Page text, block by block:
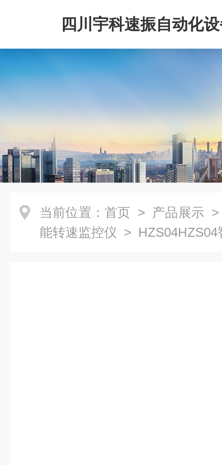
四川宇科速振自动化
公司
当前位置： 首页 > 产品展示
能转速监控仪 > HZS04HZS04